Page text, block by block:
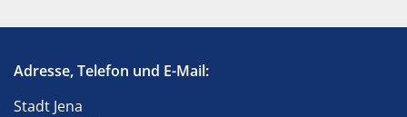
Adresse, Telefon und E-Mail:
Stadt Jena